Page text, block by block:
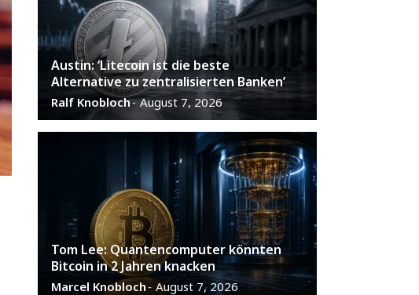
Austin: ‘Litecoin ist die beste
Alternative zu zentralisierten Banken’
Ralf Knobloch- August 7, 2026
Tom Lee: Quantencomputer könnten
Bitcoin in 2 Jahren knacken
Marcel Knobloch- August 7, 2026